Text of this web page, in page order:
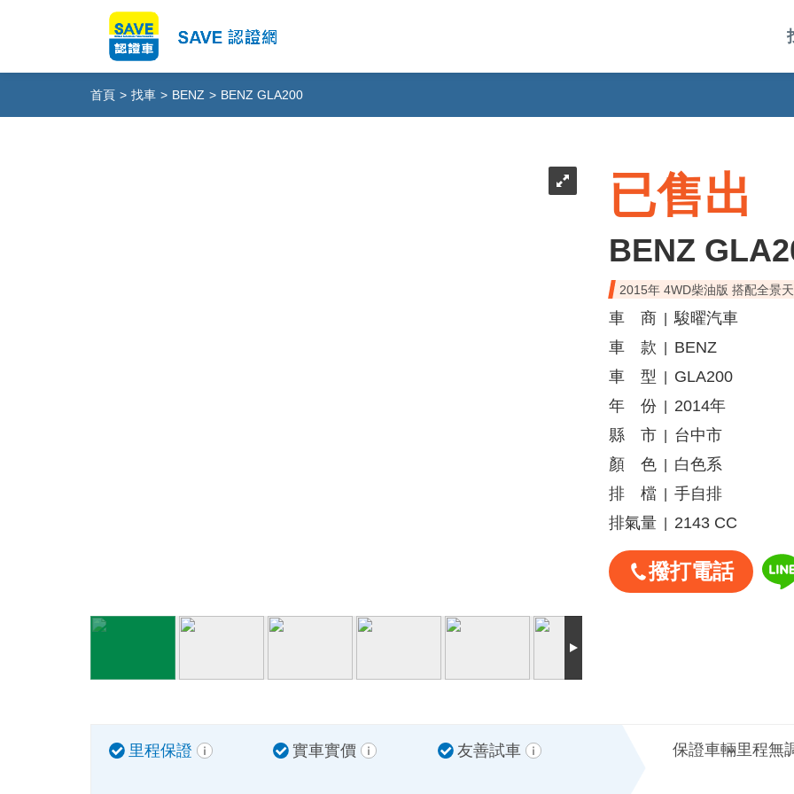
首頁 > 找車 > BENZ > BENZ GLA200
已售出
BENZ
2015年 4WD柴油版 搭配全景
車 商
駿曜汽車
車 款
BENZ
車 型
GLA200
年 份
2014年
縣 市
台中市
顏 色
白色系
排 檔
手自排
排氣量
2143 CC
撥打電話
里程保證 實車實價 友善試車 保證車輛里程無